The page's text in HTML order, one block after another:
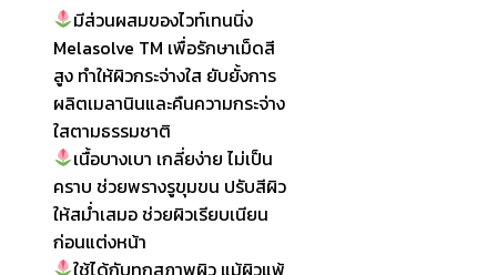
มีส่วนผสมของไวท์เทนนิ่ง
Melasolve TM เพื่อรักษาเม็ดสี
สูง ทำให้ผิวกระจ่างใส ยับยั้งการ
ผลิตเมลานินและคืนความกระจ่าง
ใสตามธรรมชาติ
เนื้อบางเบา เกลี่ยง่าย ไม่เป็น
คราบ ช่วยพรางรูขุมขน ปรับสีผิว
ให้สม่ำเสมอ ช่วยผิวเรียบเนียน
ก่อนแต่งหน้า
ใช้ได้กับทุกสภาพผิว แม้ผิวแพ้